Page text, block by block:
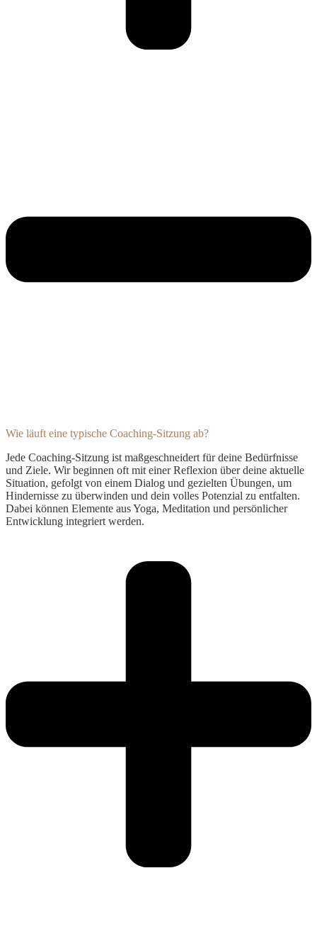
Wie läuft eine typische Coaching-Sitzung ab?
Jede Coaching-Sitzung ist maßgeschneidert für deine Bedürfnisse
und Ziele. Wir beginnen oft mit einer Reflexion über deine aktuelle
Situation, gefolgt von einem Dialog und gezielten Übungen, um
Hindernisse zu überwinden und dein volles Potenzial zu entfalten.
Dabei können Elemente aus Yoga, Meditation und persönlicher
Entwicklung integriert werden.